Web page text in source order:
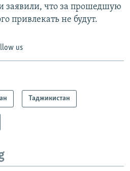
заявили, что за прошедшую
привлекать не будут.
us
Таджикистан